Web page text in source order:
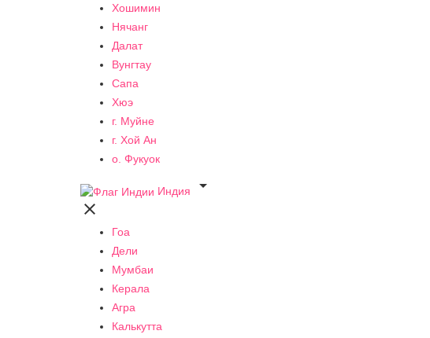
Хошимин
Нячанг
Далат
Вунгтау
Сапа
Хюэ
г. Муйне
г. Хой Ан
о. Фукуок
Индия


Гоа
Дели
Мумбаи
Керала
Агра
Калькутта